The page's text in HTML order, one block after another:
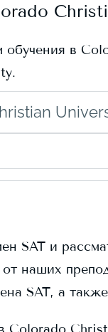
в
.
SAT и
от наших
SAT, а